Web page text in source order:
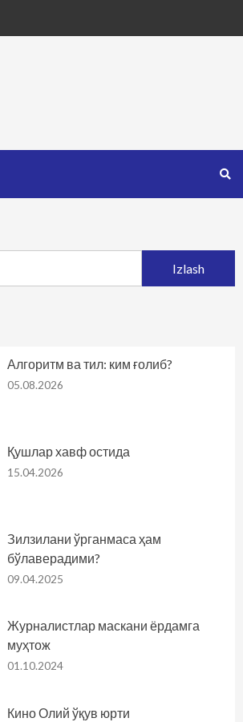
Алгоритм ва тил: ким ғолиб?
05.08.2026
Қушлар хавф остида
15.04.2026
Зилзилани ўрганмаса ҳам
бўлаверадими?
09.04.2025
Журналистлар маскани ёрдамга
муҳтож
01.10.2024
Кино Олий ўқув юрти